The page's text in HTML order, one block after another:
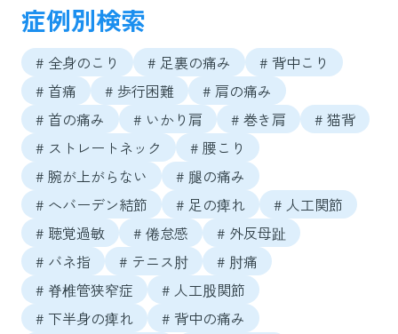
症例別検索
# 全身のこり # 足裏の痛み
# 背中こり
# 首痛
# 歩行困難
# 肩の痛み
# 首の痛み
# いかり肩 # 巻き肩
# 猫背
# ストレートネック
# 腰こり
# 腕が上がらない
# 腿の痛み
# へバーデン結節
# 足の痺れ
# 人工関節
# 聴覚過敏
# 倦怠感
# 外反母趾
# バネ指
# テニス肘
# 肘痛
# 脊椎管狭窄症
# 人工股関節
# 下半身の痺れ
# 背中の痛み